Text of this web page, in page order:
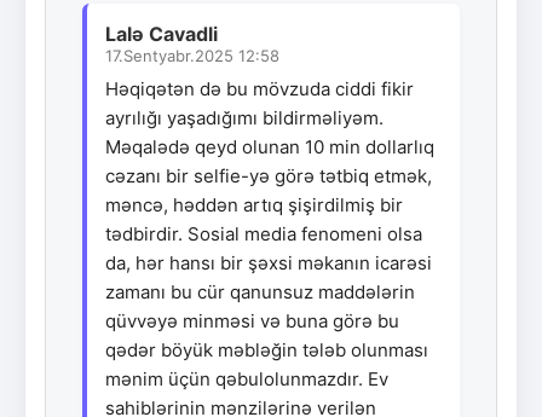
Lalə Cavadli
17.Sentyabr.2025 12:58
Həqiqətən də bu mövzuda ciddi fikir
ayrılığı yaşadığımı bildirməliyəm.
Məqalədə qeyd olunan 10 min dollarlıq
cəzanı bir selfie-yə görə tətbiq etmək,
məncə, həddən artıq şişirdilmiş bir
tədbirdir. Sosial media fenomeni olsa
da, hər hansı bir şəxsi məkanın icarəsi
zamanı bu cür qanunsuz maddələrin
qüvvəyə minməsi və buna görə bu
qədər böyük məbləğin tələb olunması
mənim üçün qəbulolunmazdır. Ev
sahiblərinin mənzilərinə verilən